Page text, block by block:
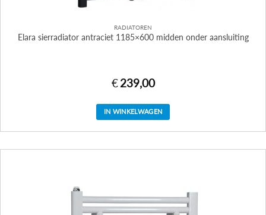
RADIATOREN
Elara sierradiator antraciet 1185×600 midden onder aansluiting
€ 239,00
IN WINKELWAGEN